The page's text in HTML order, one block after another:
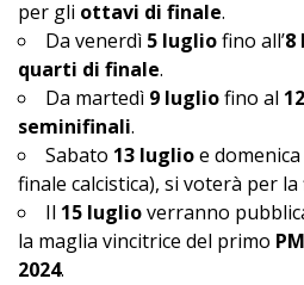
per gli ottavi di finale.
Da venerdì 5 lugliofino all’8
quarti di finale.
Da martedì 9 lugliofino al
seminifinali.
Sabato 13 luglioe domenica
finale calcistica), si voterà per la
Il 15 luglioverranno
la maglia vincitrice del primo
2024.